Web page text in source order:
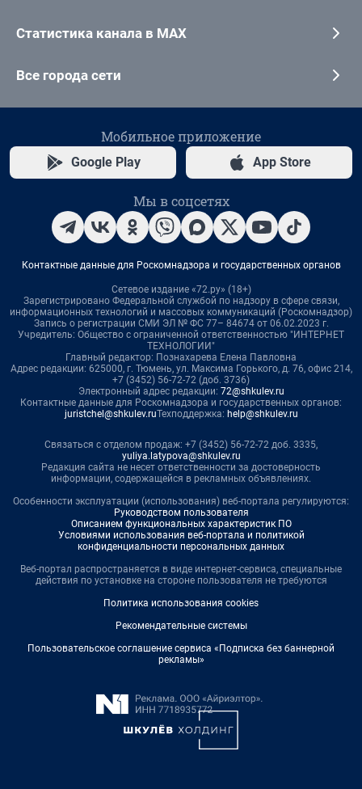
Статистика канала в MAX
Все города сети
Мобильное приложение
Google Play App Store
Мы в соцсетях
Контактные данные для Роскомнадзора и государственных органов
Сетевое издание «72.ру» (18+)
Зарегистрировано Федеральной службой по надзору в сфере связи,
информационных технологий и массовых коммуникаций (Роскомнадзор)
Запись о регистрации СМИ ЭЛ № ФС 77– 84674 от 06.02.2023 г.
Учредитель: Общество с ограниченной ответственностью "ИНТЕРНЕТ
ТЕХНОЛОГИИ"
Главный редактор: Познахарева Елена Павловна
Адрес редакции: 625000, г. Тюмень, ул. Максима Горького, д. 76, офис 214,
+7 (3452) 56-72-72 (доб. 3736)
Электронный адрес редакции: 72@shkulev.ru
Контактные данные для Роскомнадзора и государственных органов:
juristchel@shkulev.ruТехподдержка: help@shkulev.ru
Связаться с отделом продаж: +7 (3452) 56-72-72 доб. 3335,
yuliya.latypova@shkulev.ru
Редакция сайта не несет ответственности за достоверность
информации, содержащейся в рекламных объявлениях.
Особенности эксплуатации (использования) веб-портала регулируются:
Руководством пользователя
Описанием функциональных характеристик ПО
Условиями использования веб-портала и политикой
конфиденциальности персональных данных
Веб-портал распространяется в виде интернет-сервиса, специальные
действия по установке на стороне пользователя не требуются
Политика использования cookies
Рекомендательные системы
Пользовательское соглашение сервиса «Подписка без баннерной
рекламы»